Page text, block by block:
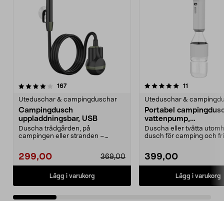
167recensioner
Uteduschar & campingduschar
Campingdusch
uppladdningsbar, USB
Duscha trädgården, på
campingen eller stranden –
299,00 369,00
Lägg i varukorg
5.0 av 5 stjärnor 11
Uteduschar &
Portabel
vattenpump,
uppladdningsbar
Duscha eller tvätta
dusch för camping och
399,00
Lägg i varukorg
4.5 av 5 stjärnor